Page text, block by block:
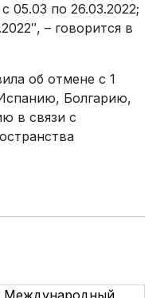
05.03 по 26.03.2022;
– говорится в
об отмене с 1
Болгарию,
в связи с